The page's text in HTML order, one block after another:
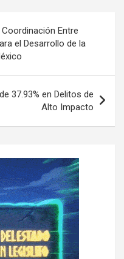
Coordinación Entre
el Desarrollo de la
37.93% en Delitos de
Alto Impacto